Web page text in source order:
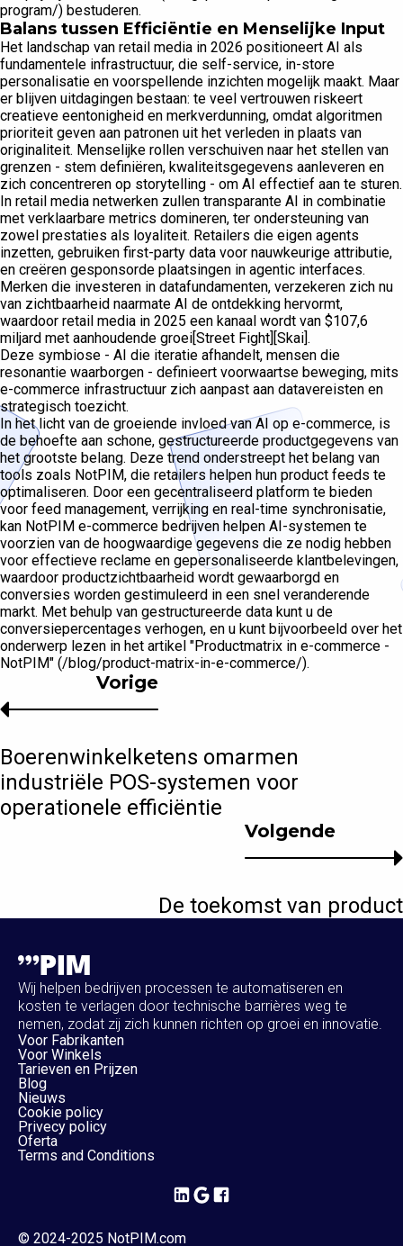
program/) bestuderen.
Balans tussen Efficiëntie en Menselijke Input
Het landschap van retail media in 2026 positioneert AI als
fundamentele infrastructuur, die self-service, in-store
personalisatie en voorspellende inzichten mogelijk maakt. Maar
er blijven uitdagingen bestaan: te veel vertrouwen riskeert
creatieve eentonigheid en merkverdunning, omdat algoritmen
prioriteit geven aan patronen uit het verleden in plaats van
originaliteit. Menselijke rollen verschuiven naar het stellen van
grenzen - stem definiëren, kwaliteitsgegevens aanleveren en
zich concentreren op storytelling - om AI effectief aan te sturen.
In retail media netwerken zullen transparante AI in combinatie
met verklaarbare metrics domineren, ter ondersteuning van
zowel prestaties als loyaliteit. Retailers die eigen agents
inzetten, gebruiken first-party data voor nauwkeurige attributie,
en creëren gesponsorde plaatsingen in agentic interfaces.
Merken die investeren in datafundamenten, verzekeren zich nu
van zichtbaarheid naarmate AI de ontdekking hervormt,
waardoor retail media in 2025 een kanaal wordt van $107,6
miljard met aanhoudende groei[Street Fight][Skai].
Deze symbiose - AI die iteratie afhandelt, mensen die
resonantie waarborgen - definieert voorwaartse beweging, mits
e-commerce infrastructuur zich aanpast aan datavereisten en
strategisch toezicht.
In het licht van de groeiende invloed van AI op e-commerce, is
de behoefte aan schone, gestructureerde productgegevens van
het grootste belang. Deze trend onderstreept het belang van
tools zoals NotPIM, die retailers helpen hun product feeds te
optimaliseren. Door een gecentraliseerd platform te bieden
voor feed management, verrijking en real-time synchronisatie,
kan NotPIM e-commerce bedrijven helpen AI-systemen te
voorzien van de hoogwaardige gegevens die ze nodig hebben
voor effectieve reclame en gepersonaliseerde klantbelevingen,
waardoor productzichtbaarheid wordt gewaarborgd en
conversies worden gestimuleerd in een snel veranderende
markt. Met behulp van gestructureerde data kunt u de
conversiepercentages verhogen, en u kunt bijvoorbeeld over het
onderwerp lezen in het artikel "Productmatrix in e-commerce -
NotPIM" (/blog/product-matrix-in-e-commerce/).
Volgende
De toekomst van product
Vorige
Boerenwinkelketens omarmen
industriële POS-systemen voor
operationele efficiëntie
Wij helpen bedrijven processen te automatiseren en
kosten te verlagen door technische barrières weg te
nemen, zodat zij zich kunnen richten op groei en innovatie.
Voor Fabrikanten
Voor Winkels
Tarieven en Prijzen
Blog
Nieuws
Cookie policy
Privecy policy
Oferta
Terms and Conditions
© 2024-2025 NotPIM.com